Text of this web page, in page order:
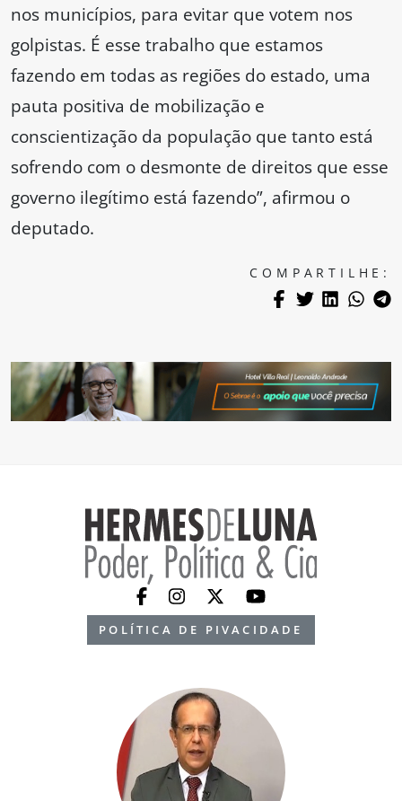
nos municípios, para evitar que votem nos
golpistas. É esse trabalho que estamos
fazendo em todas as regiões do estado, uma
pauta positiva de mobilização e
conscientização da população que tanto está
sofrendo com o desmonte de direitos que esse
governo ilegítimo está fazendo”, afirmou o
deputado.
COMPARTILHE:
POLÍTICA DE PIVACIDADE